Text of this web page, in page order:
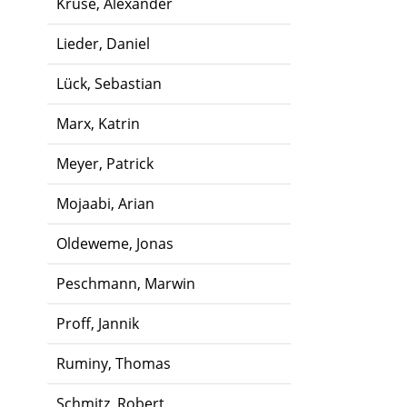
Lieder, Daniel
Lück, Sebastian
Marx, Katrin
Meyer, Patrick
Mojaabi, Arian
Oldeweme, Jonas
Peschmann, Marwin
Proff, Jannik
Ruminy, Thomas